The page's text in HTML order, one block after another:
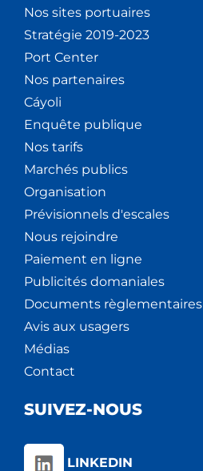
Nos sites portuaires
Stratégie 2019-2023
Port Center
Nos partenaires
Cáyoli
Enquête publique
Nos tarifs
Marchés publics
Organisation
Prévisionnels d'escales
Nous rejoindre
Paiement en ligne
Publicités domaniales
Documents règlementaires
Avis aux usagers
Médias
Contact
SUIVEZ-NOUS
LINKEDIN